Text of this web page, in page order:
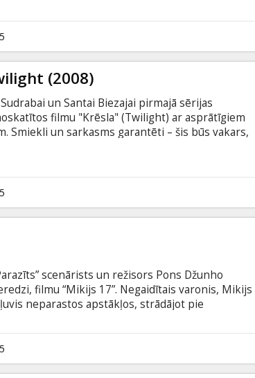
un mīlestība – bīstamā mānijā. Filma angļu
valodā.
(2008)
un Santai Biezajai pirmajā sērijas
filmu "Krēsla" (Twilight) ar asprātīgiem
Smiekli un sarkasms garantēti – šis būs vakars,
uzbrukt cilvēkiem. Iemīlēties vampīrā – vai tas ir
scenārists un režisors Pons Džunho
filmu “Mikijs 17”. Negaidītais varonis, Mikijs
neparastos apstākļos, strādājot pie
un krievu valodā.